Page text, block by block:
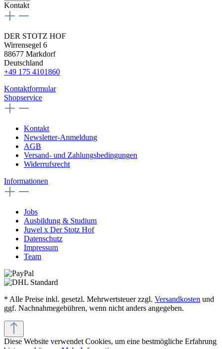
Kontakt
DER STOTZ HOF
Wirrensegel 6
88677 Markdorf
Deutschland
+49 175 4101860
Kontaktformular
Shopservice
Kontakt
Newsletter-Anmeldung
AGB
Versand- und Zahlungsbedingungen
Widerrufsrecht
Informationen
Jobs
Ausbildung & Studium
Juwel x Der Stotz Hof
Datenschutz
Impressum
Team
* Alle Preise inkl. gesetzl. Mehrwertsteuer zzgl. Versandkosten und
ggf. Nachnahmegebühren, wenn nicht anders angegeben.
Diese Website verwendet Cookies, um eine bestmögliche Erfahrung